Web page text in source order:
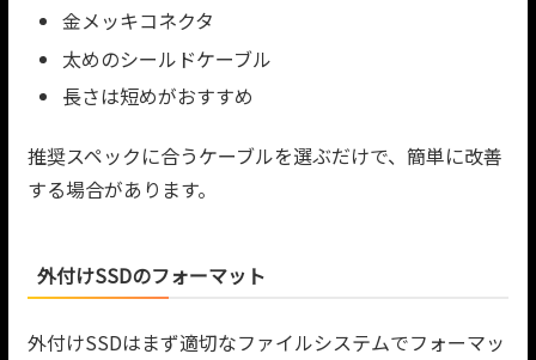
金メッキコネクタ
太めのシールドケーブル
長さは短めがおすすめ
推奨スペックに合うケーブルを選ぶだけで、簡単に改善
する場合があります。
外付けSSDのフォーマット
外付けSSDはまず適切なファイルシステムでフォーマッ